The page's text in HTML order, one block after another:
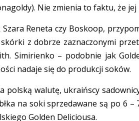
Nie zmienia to faktu, że
Reneta czy Boskoop,
z dobrze zaznaczonymi
Simirienko – podobnie jak
nadaje się do produkcji soków.
polską walutę, ukraińscy
na soki sprzedawane są po 6
Golden Deliciousa.